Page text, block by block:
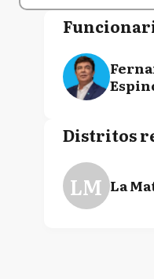
Distritos
LM La